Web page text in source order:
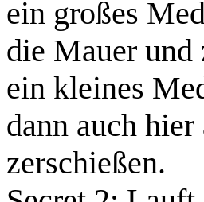
ein großes
die Mauer
ein kleines
dann auch
zerschießen.